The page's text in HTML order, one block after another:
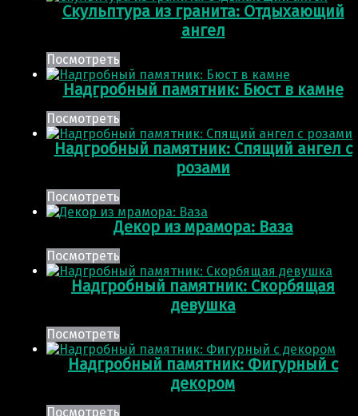
Скульптура из гранита: Отдыхающий
ангел
Посмотреть
Надгробный памятник: Бюст в камне
Посмотреть
Надгробный памятник: Спящий ангел с
розами
Посмотреть
Декор из мрамора: Ваза
Посмотреть
Надгробный памятник: Скорбящая
девушка
Посмотреть
Надгробный памятник: Фигурный с
декором
Посмотреть